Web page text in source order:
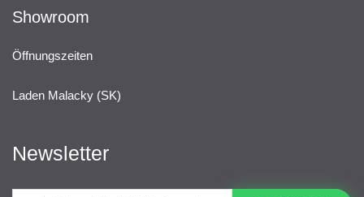
Showroom
Öffnungszeiten
Laden Malacky (SK)
Newsletter